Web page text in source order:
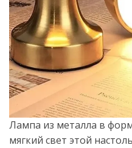
Лампа из металла в
мягкий свет этой